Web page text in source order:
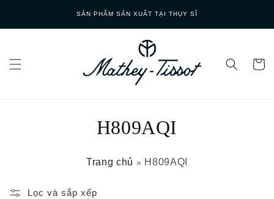
SẢN PHẨM SẢN XUẤT TẠI THỤY SĨ
H809AQI
Trang chủ » H809AQI
Lọc và sắp xếp